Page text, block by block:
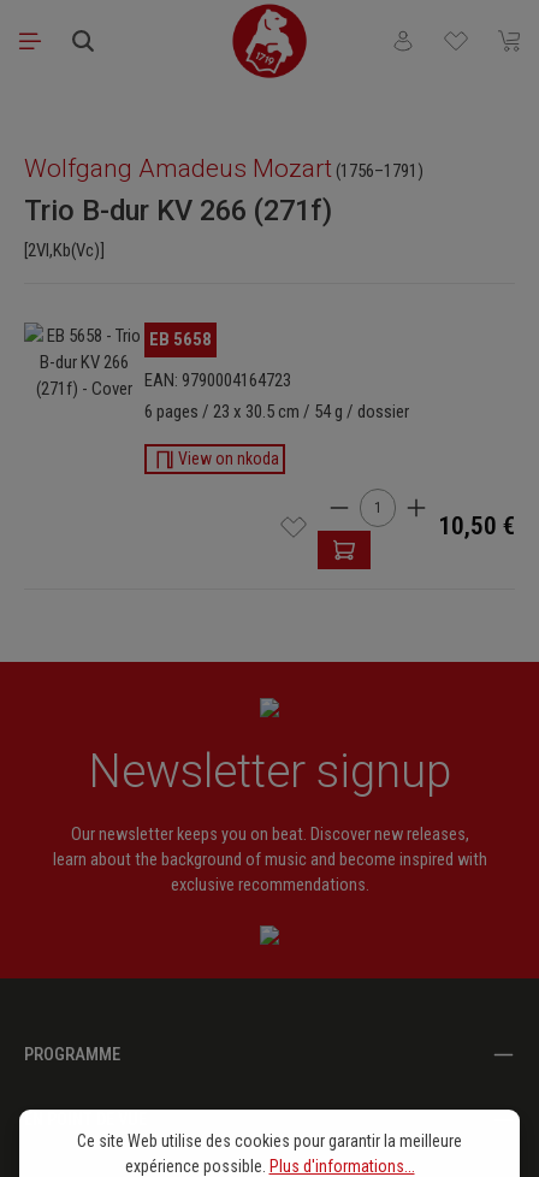
Passer au contenu principal
Vous avez 0Le
Wolfgang Amadeus Mozart (1756–1791)
Trio B-dur KV 266 (271f)
[2Vl,Kb(Vc)]
Ignorer la galerie d'images
EB 5658
EAN: 9790004164723
6 pages / 23 x 30.5 cm / 54 g / dossier
View on nkoda
Quantité de produit :
10,50 €
Newsletter signup
Our newsletter keeps you on beat. Discover new releases,
learn about the background of music and become inspired with
exclusive recommendations.
PROGRAMME
EN POINT DE VUE
Ce site Web utilise des cookies pour garantir la meilleure
expérience possible. Plus d'informations...